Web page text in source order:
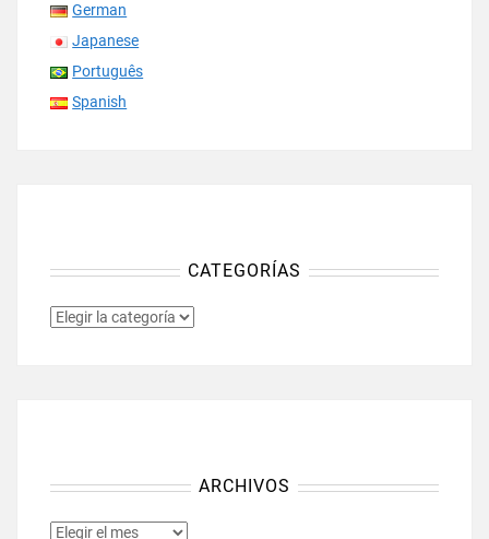
German
Japanese
Português
Spanish
CATEGORÍAS
CATEGORÍAS
ARCHIVOS
ARCHIVOS